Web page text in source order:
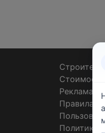
Стоимость
Реклама
Правила
Политика